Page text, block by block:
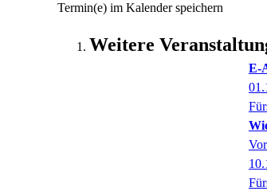
Termin(e) im Kalender speichern
Weitere
E-